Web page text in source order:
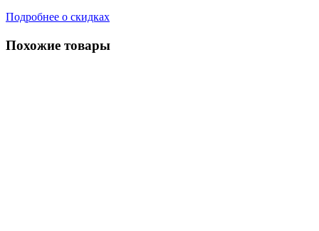
Подробнее о скидках
Похожие товары